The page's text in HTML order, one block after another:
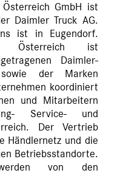
Österreich GmbH ist
Daimler Truck AG.
ist in Eugendorf.
Österreich ist
Daimler-
sowie der Marken
koordiniert
und Mitarbeitern
Service- und
Der Vertrieb
Händlernetz und die
Betriebsstandorte.
von den